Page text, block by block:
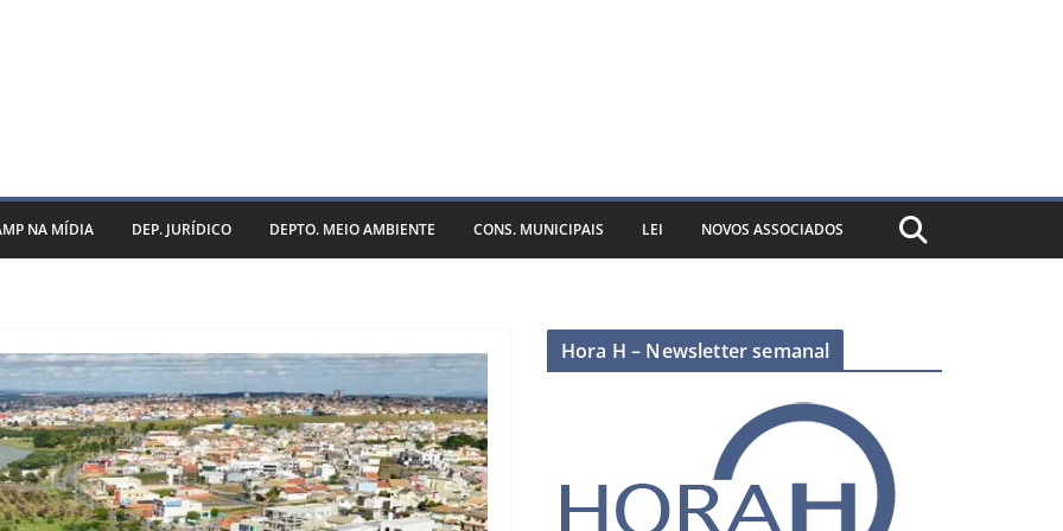
NA MÍDIA DEP. JURÍDICO DEPTO. MEIO AMBIENTE CONS. MUNICIPAIS LEI NOVOS ASSOCIADOS
Hora H – Newsletter semanal